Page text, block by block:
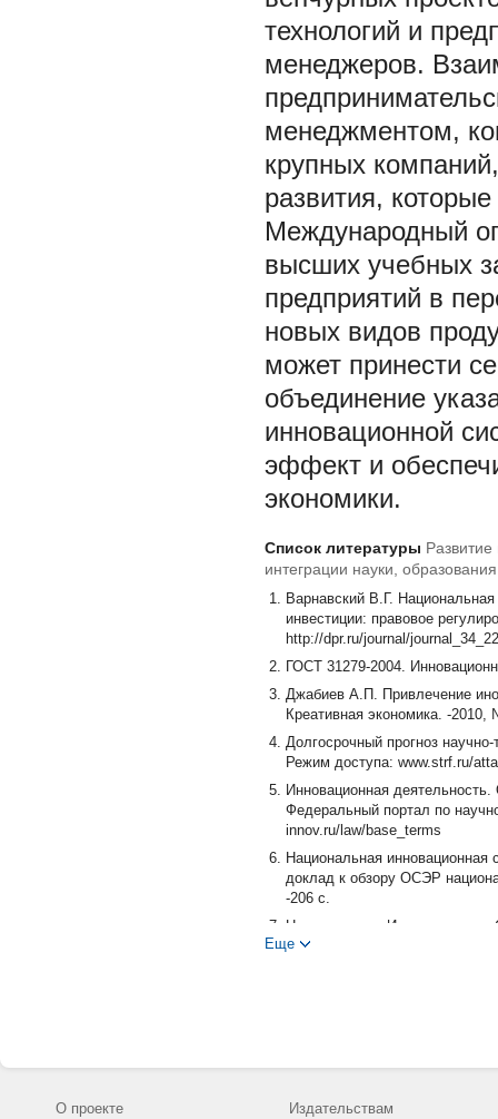
технологий и
менеджеров.
менеджментом,
крупных
развития,
Международный
высших учебных
предприятий в
новых видов
может принести
объединение
инновационной
эффект и
экономики.
Список литературы
интеграции науки,
Варнавский В.Г.
инвестиции: правовое
http://dpr.ru/journal/
ГОСТ 31279-2004.
Джабиев А.П. Привлечение
Креативная экономика. -
Долгосрочный прогноз
Режим доступа: www.strf.ru/
Инновационная
Федеральный портал по
innov.ru/law/base_terms
Национальная инновационная
доклад к обзору ОСЭР
-206 с.
Национальная Инновационная
-Интернет-ресурс. Режим
доступа: http://www.fcpk.ru.
Еще
О проекте
Издательствам